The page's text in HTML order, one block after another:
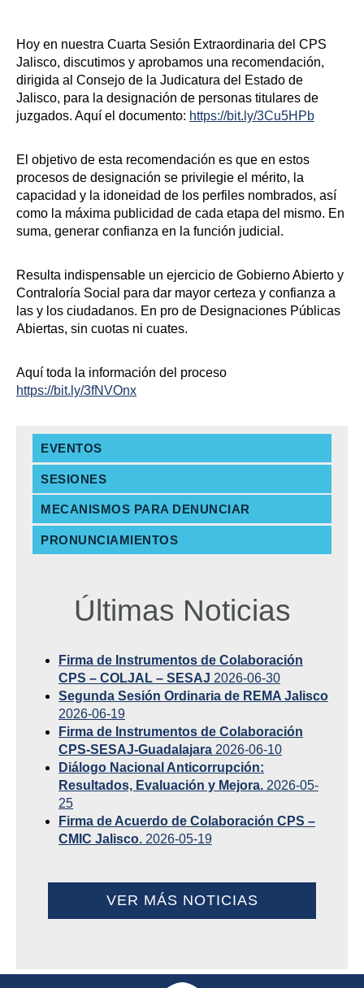
Hoy en nuestra Cuarta Sesión Extraordinaria del CPS
Jalisco, discutimos y aprobamos una recomendación,
dirigida al Consejo de la Judicatura del Estado de
Jalisco, para la designación de personas titulares de
juzgados. Aquí el documento: https://bit.ly/3Cu5HPb
El objetivo de esta recomendación es que en estos
procesos de designación se privilegie el mérito, la
capacidad y la idoneidad de los perfiles nombrados, así
como la máxima publicidad de cada etapa del mismo. En
suma, generar confianza en la función judicial.
Resulta indispensable un ejercicio de Gobierno Abierto y
Contraloría Social para dar mayor certeza y confianza a
las y los ciudadanos. En pro de Designaciones Públicas
Abiertas, sin cuotas ni cuates.
Aquí toda la información del proceso
https://bit.ly/3fNVOnx
EVENTOS
SESIONES
MECANISMOS PARA DENUNCIAR
PRONUNCIAMIENTOS
Últimas Noticias
Firma de Instrumentos de Colaboración
CPS – COLJAL – SESAJ 2026-06-30
Segunda Sesión Ordinaria de REMA Jalisco
2026-06-19
Firma de Instrumentos de Colaboración
CPS-SESAJ-Guadalajara 2026-06-10
Diálogo Nacional Anticorrupción:
Resultados, Evaluación y Mejora. 2026-05-
25
Firma de Acuerdo de Colaboración CPS –
CMIC Jalisco. 2026-05-19
VER MÁS NOTICIAS